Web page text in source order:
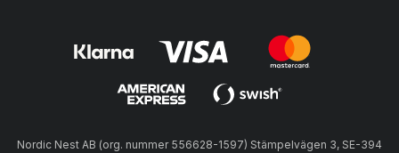
Nordic Nest AB (org. nummer 556628-1597) Stämpelvägen 3, SE-394